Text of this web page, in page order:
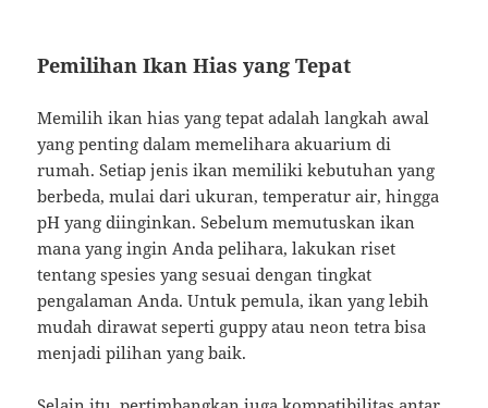
Pemilihan Ikan Hias yang Tepat
Memilih ikan hias yang tepat adalah langkah awal
yang penting dalam memelihara akuarium di
rumah. Setiap jenis ikan memiliki kebutuhan yang
berbeda, mulai dari ukuran, temperatur air, hingga
pH yang diinginkan. Sebelum memutuskan ikan
mana yang ingin Anda pelihara, lakukan riset
tentang spesies yang sesuai dengan tingkat
pengalaman Anda. Untuk pemula, ikan yang lebih
mudah dirawat seperti guppy atau neon tetra bisa
menjadi pilihan yang baik.